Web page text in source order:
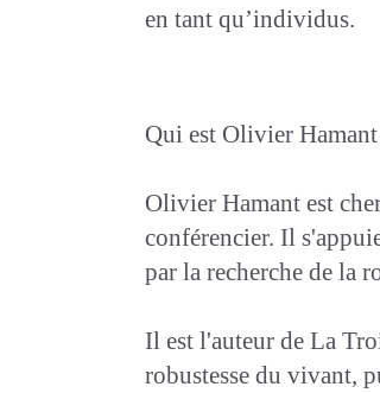
en tant qu’individus.
Qui est Olivier
Olivier Hamant est
conférencier. Il
par la recherche de la
Il est l'auteur de La
robustesse du vivant,